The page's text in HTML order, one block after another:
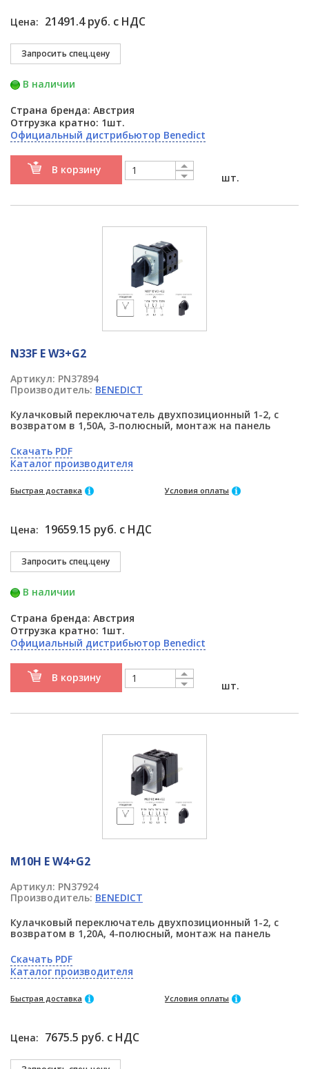
Цена: 21491.4 руб. с НДС
В наличии
Страна бренда: Австрия
Отгрузка кратно: 1шт.
Официальный дистрибьютор Benedict
В корзину
шт.
N33F E W3+G2
Артикул: PN37894
Производитель: BENEDICT
Кулачковый переключатель двухпозиционный 1-2, с
возвратом в 1,50А, 3-полюсный, монтаж на панель
Скачать PDF
Каталог производителя
Быстрая доставка Условия оплаты
Цена: 19659.15 руб. с НДС
В наличии
Страна бренда: Австрия
Отгрузка кратно: 1шт.
Официальный дистрибьютор Benedict
В корзину
шт.
M10H E W4+G2
Артикул: PN37924
Производитель: BENEDICT
Кулачковый переключатель двухпозиционный 1-2, с
возвратом в 1,20А, 4-полюсный, монтаж на панель
Скачать PDF
Каталог производителя
Быстрая доставка Условия оплаты
Цена: 7675.5 руб. с НДС